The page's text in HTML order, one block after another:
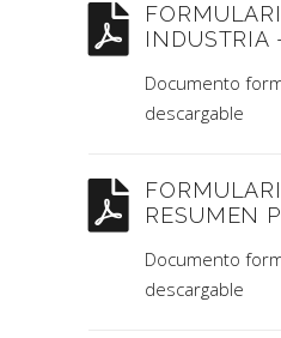
INDUSTRIA
Documento
descargable
RESUMEN
Documento
descargable